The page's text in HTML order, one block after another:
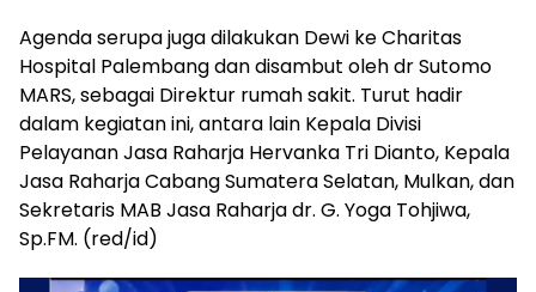
Agenda serupa juga dilakukan Dewi ke Charitas
Hospital Palembang dan disambut oleh dr Sutomo
MARS, sebagai Direktur rumah sakit. Turut hadir
dalam kegiatan ini, antara lain Kepala Divisi
Pelayanan Jasa Raharja Hervanka Tri Dianto, Kepala
Jasa Raharja Cabang Sumatera Selatan, Mulkan, dan
Sekretaris MAB Jasa Raharja dr. G. Yoga Tohjiwa,
Sp.FM. (red/id)